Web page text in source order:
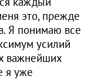
это, прежде
Я понимаю все
усилий
важнейших
я уже